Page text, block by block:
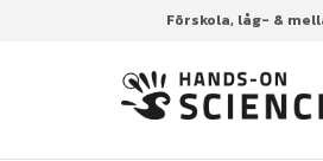
Förskola, låg- &
Hem Högstadiet &